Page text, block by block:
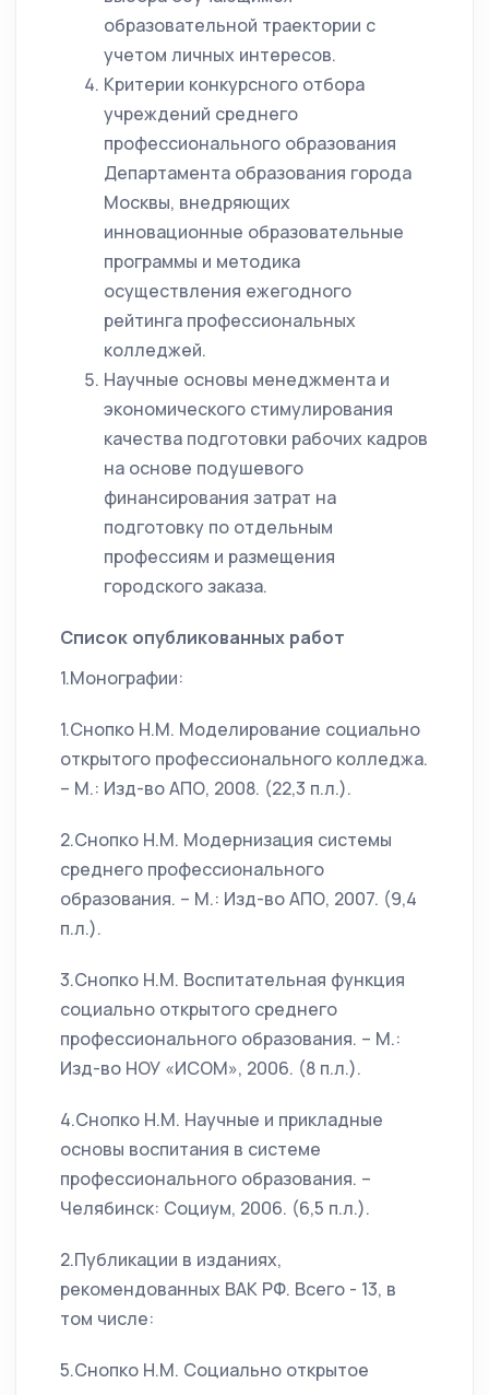
образовательной траектории с
учетом личных интересов.
Критерии конкурсного отбора
учреждений среднего
профессионального образования
Департамента образования города
Москвы, внедряющих
инновационные образовательные
программы и методика
осуществления ежегодного
рейтинга профессиональных
колледжей.
Научные основы менеджмента и
экономического стимулирования
качества подготовки рабочих кадров
на основе подушевого
финансирования затрат на
подготовку по отдельным
профессиям и размещения
городского заказа.
Список опубликованных работ
1.Монографии:
1.Снопко Н.М. Моделирование социально
открытого профессионального колледжа.
– М.: Изд-во АПО, 2008. (22,3 п.л.).
2.Снопко Н.М. Модернизация системы
среднего профессионального
образования. – М.: Изд-во АПО, 2007. (9,4
п.л.).
3.Снопко Н.М. Воспитательная функция
социально открытого среднего
профессионального образования. – М.:
Изд-во НОУ «ИСОМ», 2006. (8 п.л.).
4.Снопко Н.М. Научные и прикладные
основы воспитания в системе
профессионального образования. –
Челябинск: Социум, 2006. (6,5 п.л.).
2.Публикации в изданиях,
рекомендованных ВАК РФ. Всего - 13, в
том числе:
5.Снопко Н.М. Социально открытое